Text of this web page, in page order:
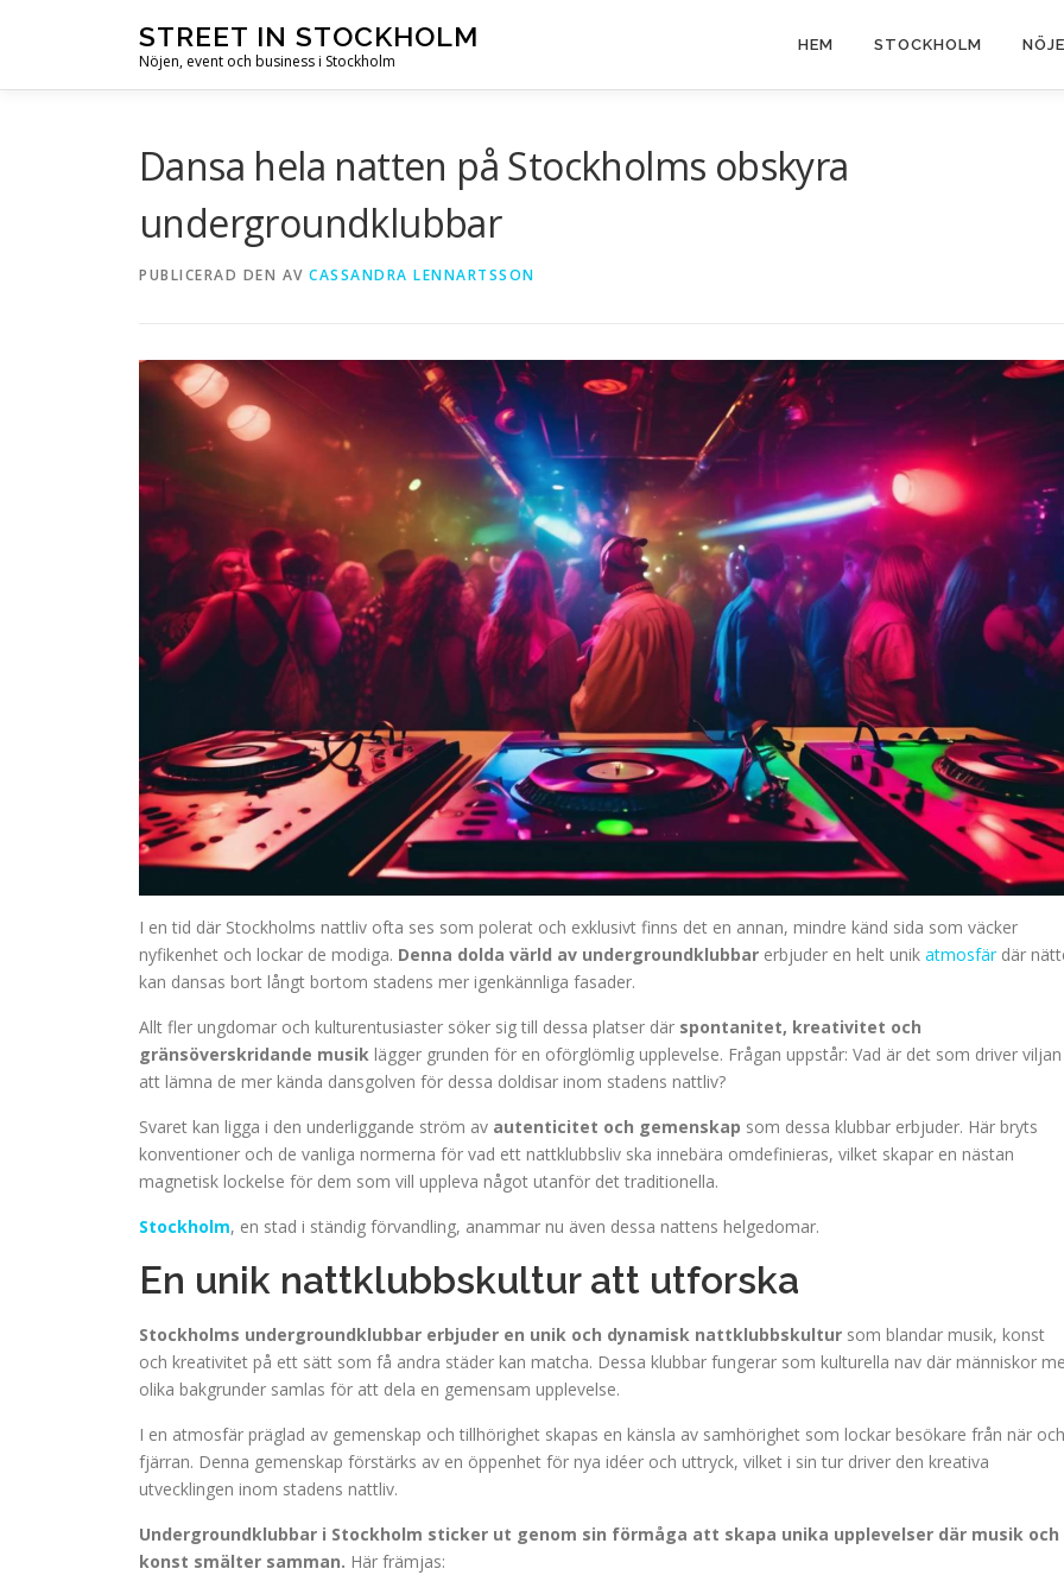
STREET IN STOCKHOLM
Nöjen, event och business i Stockholm
HEM STOCKHOLM
Dansa hela natten på Stockholms obskyra
undergroundklubbar
PUBLICERAD DEN AV CASSANDRA LENNARTSSON
I en tid där Stockholms nattliv ofta ses som polerat och exklusivt finns det en annan, mindre känd sida som väcker
nyfikenhet och lockar de modiga. Denna dolda värld av undergroundklubbar erbjuder en helt unik atmosfärdär
kan dansas bort långt bortom stadens mer igenkännliga fasader.
Allt fler ungdomar och kulturentusiaster söker sig till dessa platser där spontanitet, kreativitet och
gränsöverskridande musik lägger grunden för en oförglömlig upplevelse. Frågan uppstår: Vad är det som driver viljan
att lämna de mer kända dansgolven för dessa doldisar inom stadens nattliv?
Svaret kan ligga i den underliggande ström av autenticitet och gemenskap som dessa klubbar erbjuder. Här bryts
konventioner och de vanliga normerna för vad ett nattklubbsliv ska innebära omdefinieras, vilket skapar en nästan
magnetisk lockelse för dem som vill uppleva något utanför det traditionella.
Stockholm, en stad i ständig förvandling, anammar nu även dessa nattens helgedomar.
En unik nattklubbskultur att utforska
Stockholms undergroundklubbar erbjuder en unik och dynamisk nattklubbskultur som blandar musik, konst
och kreativitet på ett sätt som få andra städer kan matcha. Dessa klubbar fungerar som kulturella nav där människor
olika bakgrunder samlas för att dela en gemensam upplevelse.
I en atmosfär präglad av gemenskap och tillhörighet skapas en känsla av samhörighet som lockar besökare från när och
fjärran. Denna gemenskap förstärks av en öppenhet för nya idéer och uttryck, vilket i sin tur driver den kreativa
utvecklingen inom stadens nattliv.
Undergroundklubbar i Stockholm sticker ut genom sin förmåga att skapa unika upplevelser där musik och
konst smälter samman. Här främjas: